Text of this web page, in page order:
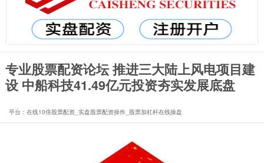
专业股票配资论坛 推进三大陆上风电项目建
设 中船科技41.49亿元投资夯实发展底盘
平台：在线10倍股票配资_实盘股票配资操作_股票加杠杆在线操盘